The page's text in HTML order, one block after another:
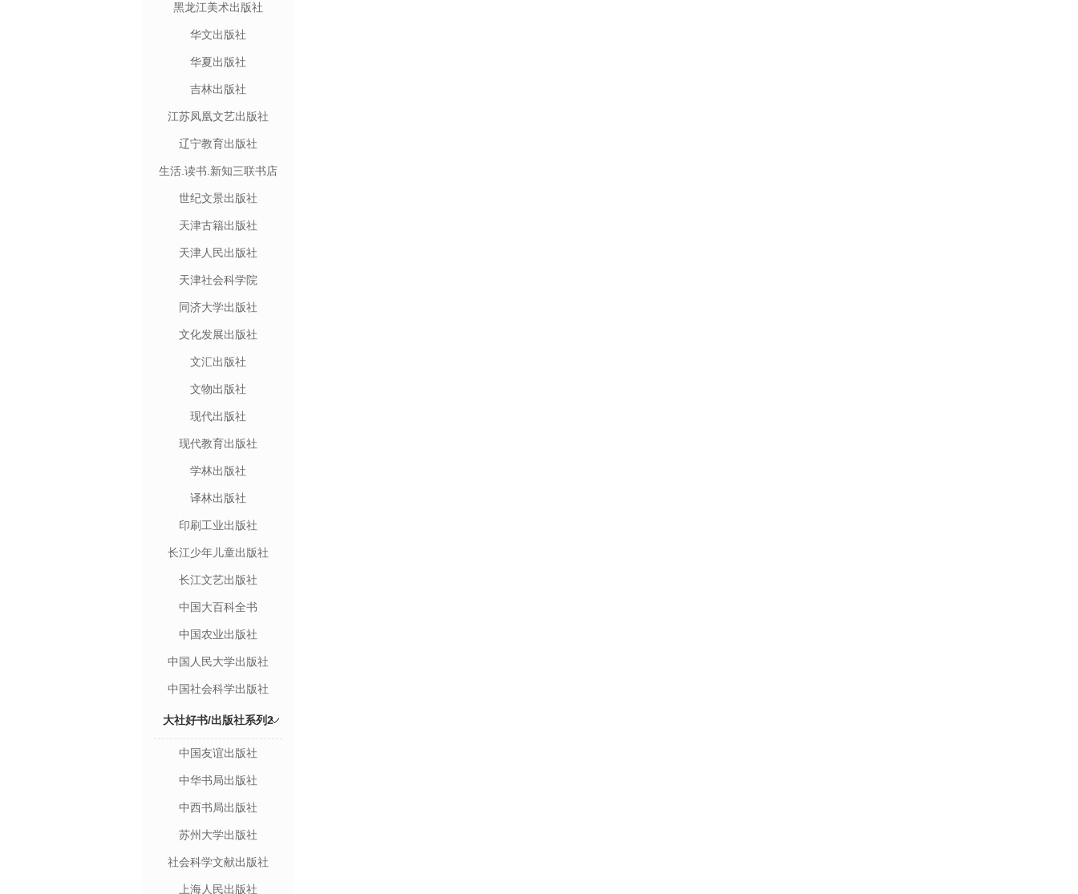
黑龙江美术出版社
华文出版社
华夏出版社
吉林出版社
江苏凤凰文艺出版社
辽宁教育出版社
生活.读书.新知三联书店
世纪文景出版社
天津古籍出版社
天津人民出版社
天津社会科学院
同济大学出版社
文化发展出版社
文汇出版社
文物出版社
现代出版社
现代教育出版社
学林出版社
译林出版社
印刷工业出版社
长江少年儿童出版社
长江文艺出版社
中国大百科全书
中国农业出版社
中国人民大学出版社
中国社会科学出版社
大社好书/出版社系列2
中国友谊出版社
中华书局出版社
中西书局出版社
苏州大学出版社
社会科学文献出版社
上海人民出版社